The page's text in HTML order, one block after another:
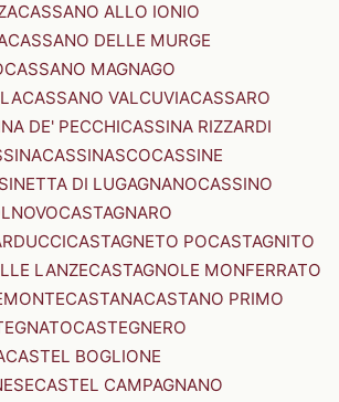
CASSANO ALLO IONIO
CASSANO DELLE MURGE
CASSANO MAGNAGO
CASSANO VALCUVIACASSARO
DE' PECCHICASSINA RIZZARDI
CASSINASCOCASSINE
DI LUGAGNANOCASSINO
CASTAGNARO
CASTAGNETO POCASTAGNITO
LANZECASTAGNOLE MONFERRATO
CASTANACASTANO PRIMO
CASTEGNERO
CASTEL BOGLIONE
CASTEL CAMPAGNANO